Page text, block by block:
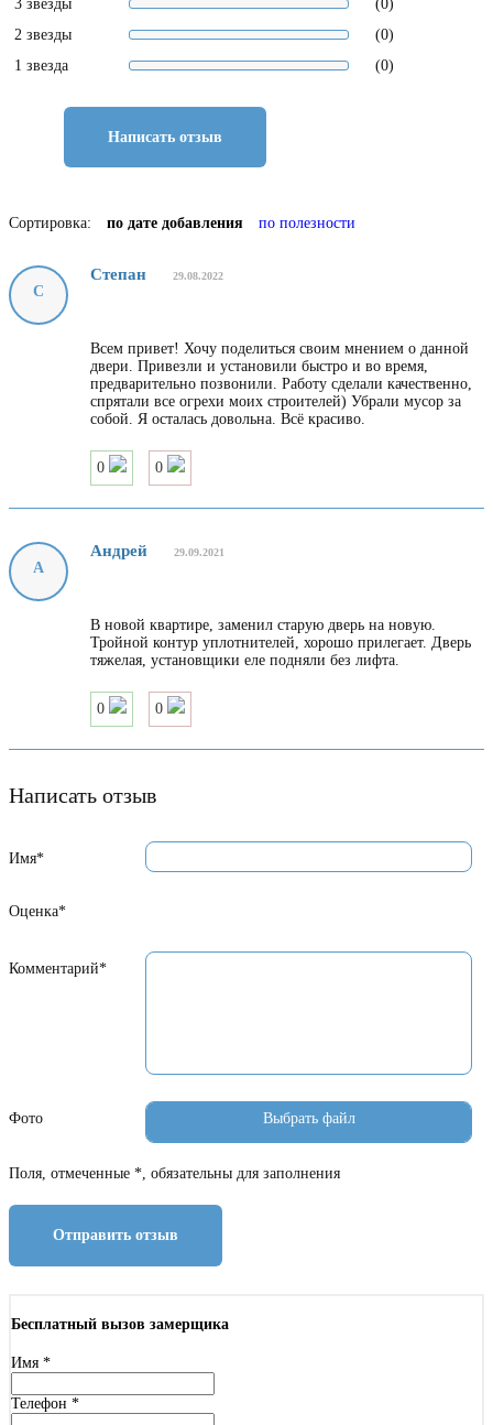
3 звезды
(0)
2 звезды
(0)
1 звезда
(0)
Написать отзыв
Сортировка: по дате добавления по полезности
С
Степан 29.08.2022
Всем привет! Хочу поделиться своим мнением о данной
двери. Привезли и установили быстро и во время,
предварительно позвонили. Работу сделали качественно,
спрятали все огрехи моих строителей) Убрали мусор за
собой. Я осталась довольна. Всё красиво.
0 0
А
Андрей 29.09.2021
В новой квартире, заменил старую дверь на новую.
Тройной контур уплотнителей, хорошо прилегает. Дверь
тяжелая, установщики еле подняли без лифта.
0 0
Написать отзыв
Имя*
Оценка*
Комментарий*
Фото
Поля, отмеченные *, обязательны для заполнения
Отправить отзыв
Бесплатный вызов замерщика
Имя *
Телефон *